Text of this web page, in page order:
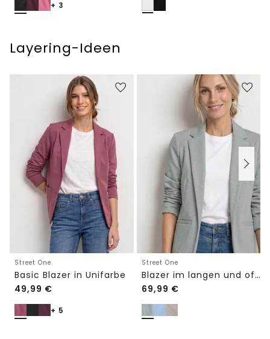
+ 3
Layering-Ideen
Street One
Basic Blazer in Unifarbe
49,99 €
+ 5
Street One
Blazer im langen und offenen Schnitt
69,99 €